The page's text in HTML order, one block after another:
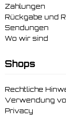
Zahlungen
Rückgabe und
Sendungen
Wo wir sind
Shops
Rechtliche
Verwendung
Privacy